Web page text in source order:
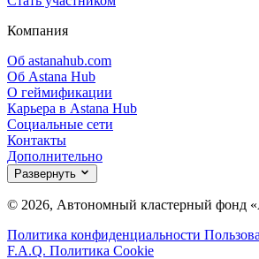
Компания
Об astanahub.com
Об Astana Hub
О геймификации
Карьера в Astana Hub
Социальные сети
Контакты
Дополнительно
Развернуть
© 2026, Автономный кластерный фонд
Политика конфиденциальности
F.A.Q. Политика Cookie